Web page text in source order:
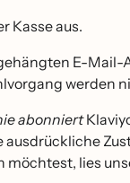
Kasse aus.
E-Mail-
werden
abonniert
lies